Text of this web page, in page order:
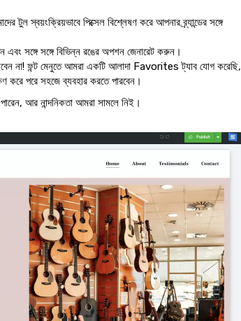
পিক্সেল বিশ্লেষণ করে আপনার ব্র্যান্ডের সঙ্গে
সঙ্গে সঙ্গে বিভিন্ন রঙের অপশন জেনারেট করুন।
না! ফন্ট মেনুতে আমরা একটি আলাদা Favorites ট্যাব যোগ করেছি,
করে পরে সহজে ব্যবহার করতে পারবেন।
আর নান্দনিকতা আমরা সামলে নিই।